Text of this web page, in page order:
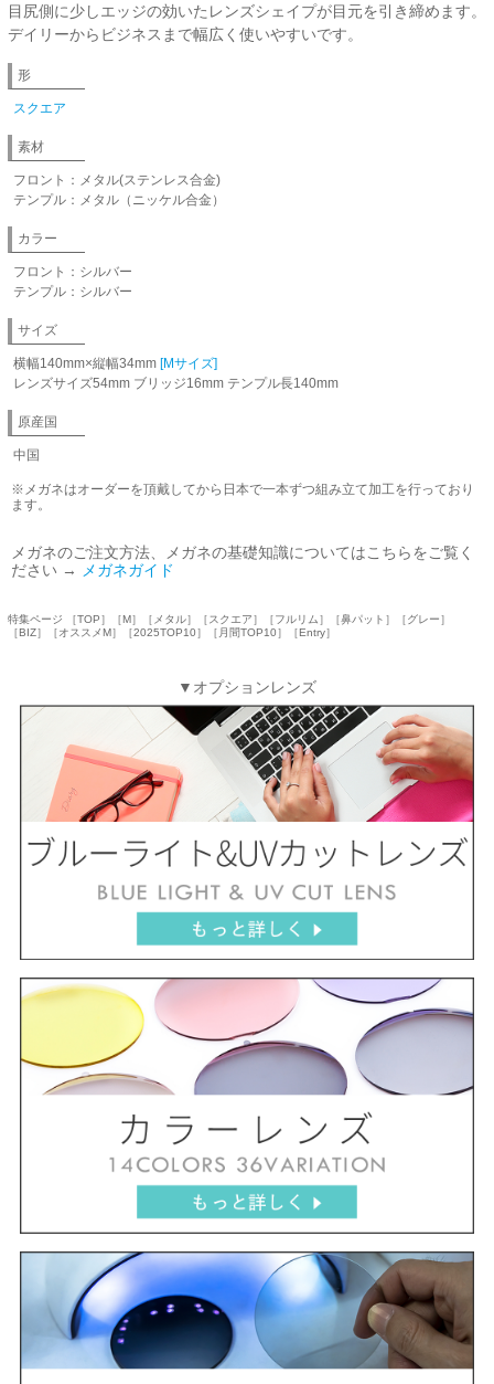
目尻側に少しエッジの効いたレンズシェイプが目元を引き締めます。
デイリーからビジネスまで幅広く使いやすいです。
形
スクエア
素材
フロント：メタル(ステンレス合金)
テンプル：メタル（ニッケル合金）
カラー
フロント：シルバー
テンプル：シルバー
サイズ
横幅140mm×縦幅34mm [Mサイズ]
レンズサイズ54mm ブリッジ16mm テンプル長140mm
原産国
中国
※メガネはオーダーを頂戴してから日本で一本ずつ組み立て加工を行っており
ます。
メガネのご注文方法、メガネの基礎知識についてはこちらをご覧く
ださい →
メガネガイド
特集ページ ［TOP］［M］［メタル］［スクエア］［フルリム］［鼻パット］［グレー］
［BIZ］［オススメM］［2025TOP10］［月間TOP10］［Entry］
▼オプションレンズ